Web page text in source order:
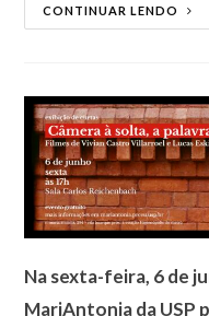
CONTINUAR LENDO
Na sexta-feira, 6 de
MariAntonia da USP